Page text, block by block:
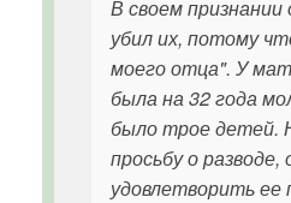
В своем признании
убил их, потому
моего отца". У
была на 32 года
было трое детей.
просьбу о
удовлетворить ее